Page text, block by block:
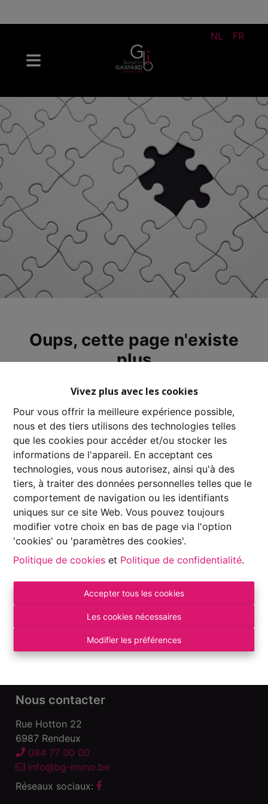
Vivez plus avec les cookies
Pour vous offrir la meilleure expérience possible,
nous et des tiers utilisons des technologies telles
que les cookies pour accéder et/ou stocker les
informations de l'appareil. En acceptant ces
technologies, vous nous autorisez, ainsi qu'à des
tiers, à traiter des données personnelles telles que le
comportement de navigation ou les identifiants
uniques sur ce site Web. Vous pouvez toujours
modifier votre choix en bas de page via l'option
'cookies' ou 'paramètres des cookies'.
Politique de cookies et Politique de confidentialité.
Accepter tous les cookies
Les cookies nécessaires
Modifier les préférences
NL FR
Oups, cette page n'existe
plus
À Vendre À Louer
Autorité de surveillance:
du Luxembourg 16 B – 1000 Bruxelles. Sous
des devoirs de l\'agent immobilier
Déclaration de confidentialité-Conditions
Nous contacter
Rue Hotton 22
6987 Rendeux
084 77 00 00
info@bg-immo.be
Réseaux sociaux: